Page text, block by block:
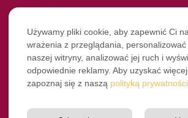
Moje konto
Nie pamiętasz hasła?
Twoje zamówienia
NASZE SOCIALE
Instagram
Używamy pliki cookie, aby zapewnić Ci
wrażenia z przeglądania,
naszej witryny, analizować jej ruch i
odpowiednie reklamy. Aby uzyskać
zapoznaj się z naszą polityką prywatności